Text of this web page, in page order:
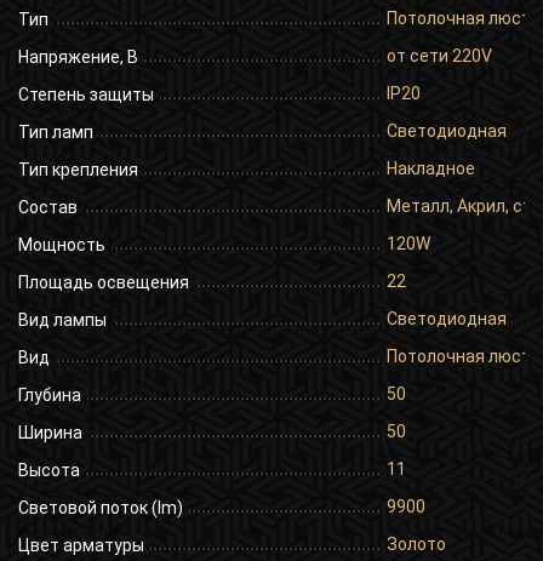
Тип Потолочная
Напряжение, В от сети 220V
Степень защиты IP20
Тип ламп Светодиодная
Тип крепления Накладное
Состав Металл, Акрил,
Мощность 120W
Площадь освещения 22
Вид лампы Светодиодная
Вид Потолочная
Глубина 50
Ширина 50
Высота 11
Световой поток (lm) 9900
Цвет арматуры Золото